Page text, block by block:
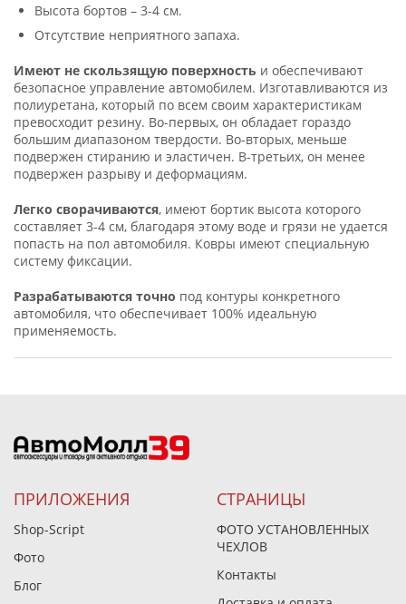
Высота бортов – 3-4 см.
Отсутствие неприятного запаха.
Имеют не скользящую поверхность и обеспечивают
безопасное управление автомобилем. Изготавливаются из
полиуретана, который по всем своим характеристикам
превосходит резину. Во-первых, он обладает гораздо
большим диапазоном твердости. Во-вторых, меньше
подвержен стиранию и эластичен. В-третьих, он менее
подвержен разрыву и деформациям.
Легко сворачиваются, имеют бортик высота которого
составляет 3-4 см, благодаря этому воде и грязи не удается
попасть на пол автомобиля. Ковры имеют специальную
систему фиксации.
Разрабатываются точно под контуры конкретного
автомобиля, что обеспечивает 100% идеальную
применяемость.
ПРИЛОЖЕНИЯ
Shop-Script
Фото
Блог
СТРАНИЦЫ
ФОТО УСТАНОВЛЕННЫХ
ЧЕХЛОВ
Контакты